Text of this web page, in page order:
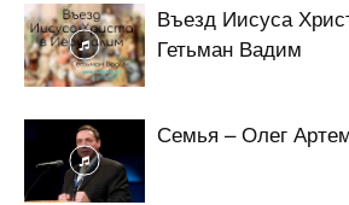
Въезд Иисуса
Гетьман Вадим
Семья – Олег